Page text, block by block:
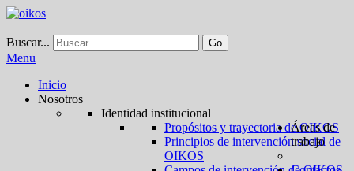
Buscar... Go
Menu
Inicio
Nosotros
Identidad institucional
Propósitos y trayectoria de OIKOS
Principios de intervención social de
OIKOS
Áreas de
trabajo